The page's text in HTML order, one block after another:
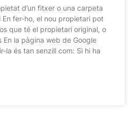
d’un fitxer o una carpeta
fer-ho, el nou propietari pot
que té el propietari original, o
En la pàgina web de Google
la és tan senzill com: Si hi ha